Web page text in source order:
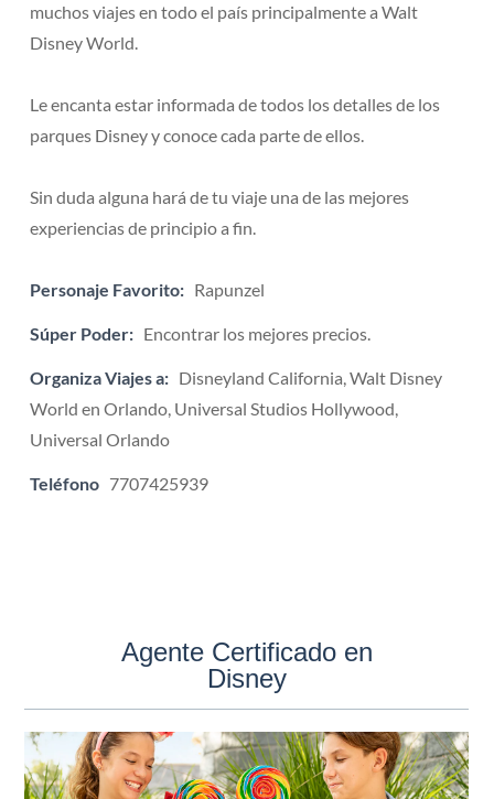
muchos viajes en todo el país principalmente a Walt
Disney World.
Le encanta estar informada de todos los detalles de los
parques Disney y conoce cada parte de ellos.
Sin duda alguna hará de tu viaje una de las mejores
experiencias de principio a fin.
Personaje Favorito: Rapunzel
Súper Poder: Encontrar los mejores precios.
Organiza Viajes a: Disneyland California, Walt Disney
World en Orlando, Universal Studios Hollywood,
Universal Orlando
Teléfono 7707425939